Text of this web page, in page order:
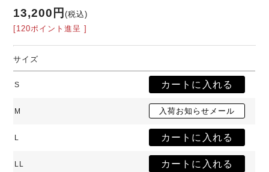
13,200円(税込)
[120ポイント進呈 ]
サイズ
S
M
L
LL